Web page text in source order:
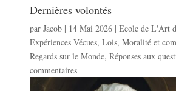
Dernières volontés
parJacob | 14 Mai 2026 |Ecole de L'Art
Expériences Vécues,Lois,Moralité et
Regards sur le Monde,Réponses aux
commentaires